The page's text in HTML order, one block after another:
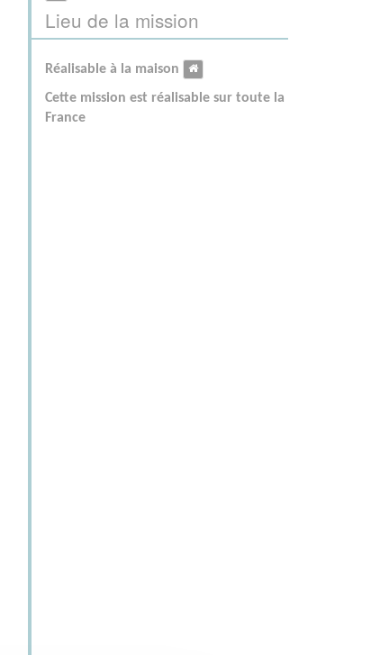
Lieu de la mission
Réalisable à la maison
Cette mission est réalisable sur toute la
France